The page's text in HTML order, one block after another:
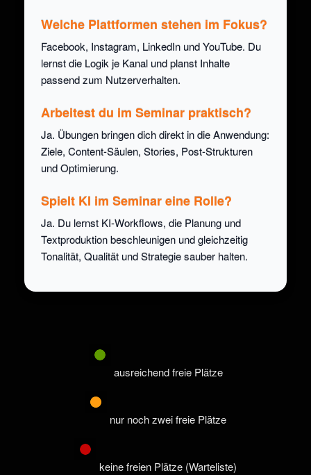
Welche Plattformen stehen im Fokus?
Facebook, Instagram, LinkedIn und YouTube. Du
lernst die Logik je Kanal und planst Inhalte
passend zum Nutzerverhalten.
Arbeitest du im Seminar praktisch?
Ja. Übungen bringen dich direkt in die Anwendung:
Ziele, Content-Säulen, Stories, Post-Strukturen
und Optimierung.
Spielt KI im Seminar eine Rolle?
Ja. Du lernst KI-Workflows, die Planung und
Textproduktion beschleunigen und gleichzeitig
Tonalität, Qualität und Strategie sauber halten.
ausreichend freie Plätze
nur noch zwei freie Plätze
keine freien Plätze (Warteliste)